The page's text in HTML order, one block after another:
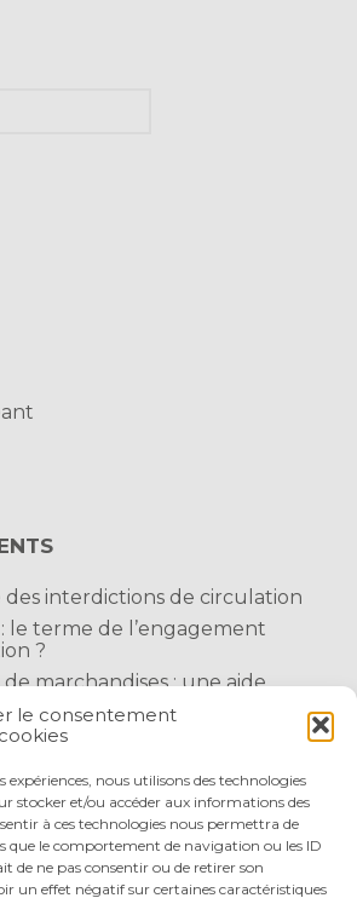
le consentement
expériences, nous utilisons des technologies
stocker et/ou accéder aux informations des
à ces technologies nous permettra de
que le comportement de navigation ou les ID
de ne pas consentir ou de retirer son
un effet négatif sur certaines caractéristiques
des interdictions de circulation
le terme de l’engagement
?
marchandises : une aide
donations du parent renonçant